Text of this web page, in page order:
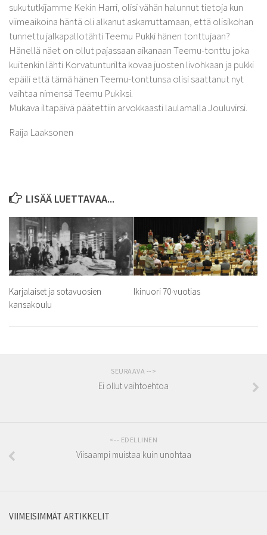
sukututkijamme Kekin Harri, olisi vähän halunnut tietoja kun
viimeaikoina häntä oli alkanut askarruttamaan, että olisikohan
tunnettu jalkapallotähti Teemu Pukki hänen tonttujaan?
Hänellä näet on ollut pajassaan aikanaan Teemu-tonttu joka
kuitenkin lähti Korvatunturilta kovaa juosten livohkaan ja pukki
epäili että tämä hänen Teemu-tonttunsa olisi saattanut nyt
vaihtaa nimensä Teemu Pukiksi.
Mukava iltapäivä päätettiin arvokkaasti laulamalla Jouluvirsi.
Raija Laaksonen
LISÄÄ LUETTAVAA...
Karjalaiset ja sotavuosien
kansakoulu
Ikinuori 70-vuotias
SEURAAVA -->
Ei ollut vaihtoehtoa
<-- EDELLINEN
Viisaampi muistaa kuin unohtaa
VIIMEISIMMÄT ARTIKKELIT